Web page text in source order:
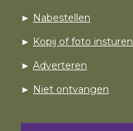
► Nabestellen
► Kopij of foto insturen
► Adverteren
► Niet ontvangen